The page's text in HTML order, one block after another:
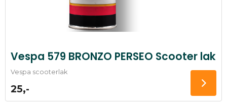
Vespa 579 BRONZO PERSEO Scooter lak
Vespa scooterlak
25,-